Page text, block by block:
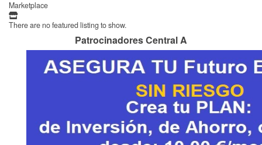
Marketplace
There are no featured listing to show.
Patrocinadores Central A